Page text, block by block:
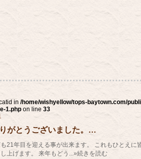
in /home/wishyellow/tops-baytown.com/
1.php on line 33
がとうございました。…
21年目を迎える事が出来ます。 これもひとえに
上げます。 来年もどう...»続きを読む